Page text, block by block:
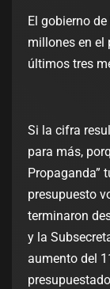
El gobierno
millones en el
últimos tres
Si la cifra
para más,
Propaganda”
presupuesto
terminaron
y la
aumento del